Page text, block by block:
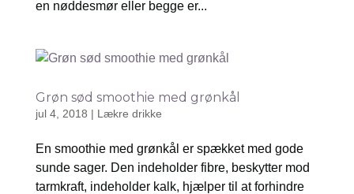
en nøddesmør eller begge er...
Grøn sød smoothie med grønkål
jul 4, 2018 | Lækre drikke
En smoothie med grønkål er spækket med gode
sunde sager. Den indeholder fibre, beskytter mod
tarmkraft, indeholder kalk, hjælper til at forhindre